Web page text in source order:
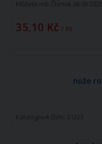
Můžete mít: Čtvrtek 06.08.2026
35,10 Kč / ks
nože
Katalogové číslo: 31223